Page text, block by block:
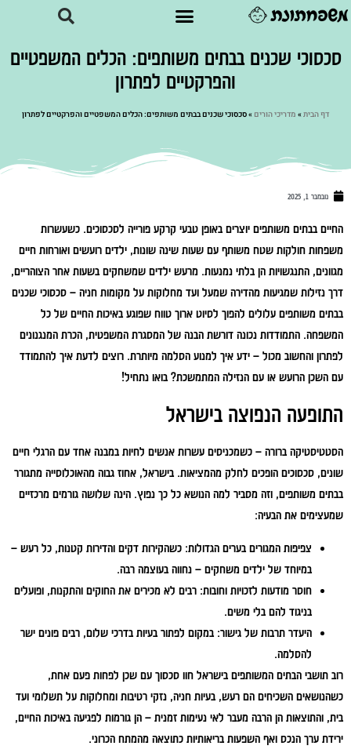
סכסוכי שכנים בבתים משותפים: הכלים המשפטיים
והפרקטיים לפתרון
דף הבית» מדריכי הורים »סכסוכי שכנים בבתים משותפים: הכלים המשפטיים והפרקטיים לפתרון
נובמבר 1, 2025
החיים בבתים משותפים יוצרים באופן טבעי קרקע פורייה לסכסוכים. כשעשרות
משפחות חולקות שטח משותף עם שעות שינה שונות, ילדים רועשים ואורחות חיים
מגוונים, התנגשויות הן בלתי נמנעות. מרעש ילדים שמשחקים בשעות אחר הצוהריים,
דרך נזילות שמגיעות מהדירה שמעל ועד מחלוקות על מקומות חניה – סכסוכי שכנים
בבתים משותפים עלולים להפוך לסיוט ארוך טווח שפוגע באיכות החיים של כל
המשפחה. התמודדות נכונה דורשת הבנה של המסגרת המשפטית, הכרת המנגנונים
לפתרון והחשוב מכול – ידע איך למנוע הסלמה מיותרת. רוצים לדעת איך להתמודד
עם השכן הרועש או עם הנזילה המתמשכת? בואו נתחיל!
התופעה הנפוצה בישראל
הסטטיסטיקה ברורה – כשמכניסים עשרות אנשים לחיות במבנה אחד עם הרגלי חיים
שונים, סכסוכים הופכים לחלק מהמציאות. בישראל, אחוז גבוה מהאוכלוסייה מתגורר
בבתים משותפים, וזה מסביר למה הנושא כל כך נפוץ. הינה שלושה גורמים מרכזיים
שמעצימים את הבעיה:
צפיפות המגורים בערים הגדולות: כשהקירות דקים והדירות קטנות, כל רעש –
במיוחד של ילדים משחקים – נחווה בעוצמה רבה.
חוסר מודעות לזכויות וחובות: רבים לא מכירים את החוקים והתקנות, ופועלים
בניגוד להם בלי משים.
היעדר תרבות של גישור: במקום לפתור בעיות בדרכי שלום, רבים פונים ישר
להסלמה.
רוב תושבי הבתים המשותפים בישראל חוו סכסוך עם שכן לפחות פעם אחת,
כשהנושאים השכיחים הם רעש, בעיות חניה, נזקי רטיבות ומחלוקות על תשלומי ועד
בית, והתוצאות הן הרבה מעבר לאי נעימות זמנית – הן גורמות לפגיעה באיכות החיים,
ירידת ערך הנכס ואף השפעות בריאותיות כתוצאה מהמתח הכרוני.